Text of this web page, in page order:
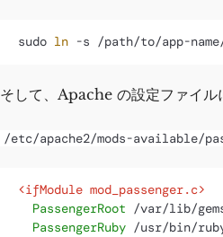
sudo ln
そして、Apache の設定ファイル
/etc/apache2/mods-available/
<ifModule mod_passenger.c>
PassengerRoot /var/lib/
PassengerRuby /usr/bin/